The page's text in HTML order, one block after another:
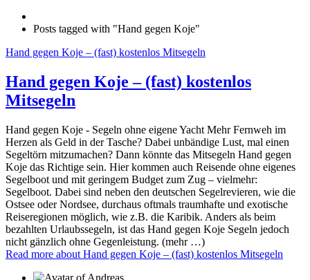
Posts tagged with "Hand gegen Koje"
Hand gegen Koje – (fast) kostenlos Mitsegeln
Hand gegen Koje – (fast) kostenlos
Mitsegeln
Hand gegen Koje - Segeln ohne eigene Yacht Mehr Fernweh im
Herzen als Geld in der Tasche? Dabei unbändige Lust, mal einen
Segeltörn mitzumachen? Dann könnte das Mitsegeln Hand gegen
Koje das Richtige sein. Hier kommen auch Reisende ohne eigenes
Segelboot und mit geringem Budget zum Zug – vielmehr:
Segelboot. Dabei sind neben den deutschen Segelrevieren, wie die
Ostsee oder Nordsee, durchaus oftmals traumhafte und exotische
Reiseregionen möglich, wie z.B. die Karibik. Anders als beim
bezahlten Urlaubssegeln, ist das Hand gegen Koje Segeln jedoch
nicht gänzlich ohne Gegenleistung. (mehr …)
Read more about Hand gegen Koje – (fast) kostenlos Mitsegeln